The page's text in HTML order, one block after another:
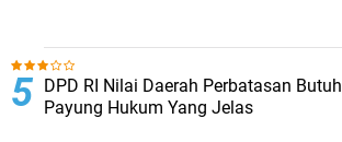
DPD RI Nilai Daerah Perbatasan Butuh
Payung Hukum Yang Jelas